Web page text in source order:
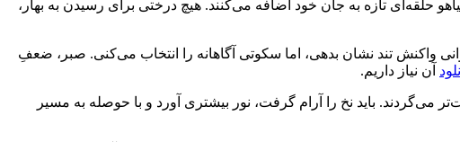
حلقه‌ای تازه به جان خود اضافه می‌کنند. هیچ درختی برای رسیدن به بهار،
واکنش تند نشان بدهی، اما سکوتی آگاهانه را انتخاب می‌کنی. صبر، ضعفِ
آن نیاز داریم.
باید نخ را آرام گرفت، نور بیشتری آورد و با حوصله به مسیر